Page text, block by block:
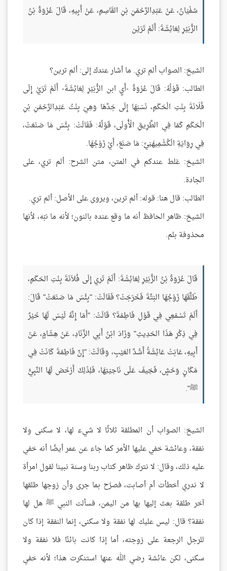
سُفْيَانُ، عَنْ عَبْدِالرَّحْمَنِ بْنِ القَاسِمِ، عَنْ أَبِيهِ، قَالَ عُرْوَةُ بْنُ
الزُّبَيْرِ لِعَائِشَةَ: أَلَمْ تَرَيْن
الشيخ: الصواب ألم تري. ما أشار عندك إلى: ألم ترين؟
الطالب: قَوْلُهُ: قَالَ عُرْوَةُ -أَيِ ابن الزُّبَيْرِ لِعَائِشَةَ- أَلَمْ تَرَيْ إِلَى
فُلَانَةَ بِنْتِ الْحَكَمِ، نَسَبَهَا إِلَى جَدِّهَا وَهِيَ بِنْتُ عَبْدِالرَّحْمَنِ بْنِ
الْحَكَمِ كَمَا فِي الطَّرِيقِ الْأُولَى، قَوْلُهُ: فَقَالَتْ: بِئْسَ مَا صَنَعَتْ،
فِي رِوَايَةِ الْكُشْمِيهَنِيِّ: مَا صَنَعَ، أَيْ زَوْجُهَا.
الشيخ: غلط عندكم في المتن، متن الشرح: ألم تري، على
الجادة.
الطالب: قال هنا: قوله: ألم ترين، ويروى على الأصل: ألم تري.
الشيخ: ظاهر الحافظ أنه ما وقع عنده بالنون؛ لأنه ما نبّه، لأنها
محذوفة بلم.
قَالَ عُرْوَةُ بْنُ الزُّبَيْرِ لِعَائِشَةَ: أَلَمْ تَري إِلَى فُلاَنَةَ بِنْتِ الحَكَمِ،
طَلَّقَهَا زَوْجُهَا البَتَّةَ فَخَرَجَتْ؟ فَقَالَتْ: "بِئْسَ مَا صَنَعَتْ" قَالَ:
أَلَمْ تَسْمَعِي فِي قَوْلِ فَاطِمَةَ؟ قَالَتْ: "أَمَا إِنَّهُ لَيْسَ لَهَا خَيْرٌ
فِي ذِكْرِ هَذَا الحَدِيثِ" وَزَادَ ابْنُ أَبِي الزِّنَادِ، عَنْ هِشَامٍ، عَنْ
أَبِيهِ، عَابَتْ عَائِشَةُ أَشَدَّ العَيْبِ، وَقَالَتْ: "إِنَّ فَاطِمَةَ كَانَتْ فِي
مَكَانٍ وَحْشٍ، فَخِيفَ عَلَى نَاحِيَتِهَا، فَلِذَلِكَ أَرْخَصَ لَهَا النَّبِيُّ
ﷺ".
الشيخ: الصواب أن المطلقة ثلاثًا لا شيء لها، لا سكنى ولا
نفقة، وعائشة خفي عليها الأمر كما جاء عن عمر أيضًا أنه خفي
عليه ذلك، وقال: لا نترك ظاهر كتاب ربنا وسنة نبينا لقول امرأة
لا ندري أخطأت أم أصابت، فصرّح بما جرى وأن زوجها طلقها
آخر طلقة بعث إليها بها من اليمن، فسألت النبي ﷺ هل لها
نفقة؟ قال: ليس عليك لها نفقة ولا سكنى، إنما النفقة إذا كان
للرجل الرجعة على زوجته، أما إذا كانت بائنًا فلا نفقة ولا
سكنى، لكن عائشة رضي الله عنها استنكرت هذا؛ لأنه خفي